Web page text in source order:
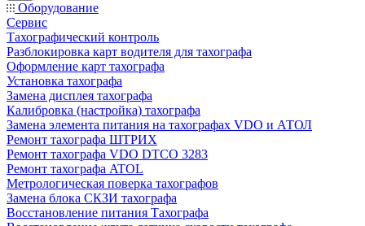
Оборудование
Сервис
Тахографический контроль
Разблокировка карт водителя для тахографа
Оформление карт тахографа
Установка тахографа
Замена дисплея тахографа
Калибровка (настройка) тахографа
Замена элемента питания на тахографах VDO и АТОЛ
Ремонт тахографа ШТРИХ
Ремонт тахографа VDO DTCO 3283
Ремонт тахографа ATOL
Метрологическая поверка тахографов
Замена блока СКЗИ тахографа
Восстановление питания Тахографа